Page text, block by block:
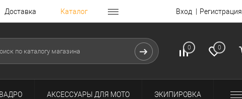
Доставка Каталог Вход Регистрация
0 0
АКСЕССУАРЫ ДЛЯ МОТО ЭКИПИРОВКА